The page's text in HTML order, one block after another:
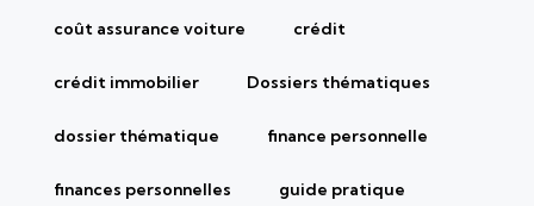
coût assurance voiture crédit
crédit immobilier Dossiers thématiques
dossier thématique finance personnelle
finances personnelles guide pratique